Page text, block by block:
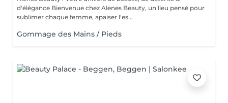
d'élégance Bienvenue chez Alenes Beauty, un lieu pensé pour
sublimer chaque femme, apaiser l'es...
Gommage des Mains / Pieds